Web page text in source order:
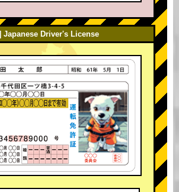
Japanese Driver's License